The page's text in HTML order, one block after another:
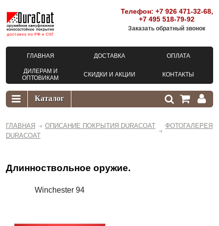
Телефон: +7 926 471-32-68,
+7 495 518-79-92
Заказать обратный звонок
ГЛАВНАЯ ДОСТАВКА ОПЛАТА
ДИЛЕРАМ И
ОПТОВИКАМ
СКИДКИ И АКЦИИ КОНТАКТЫ
ГЛАВНАЯ ОПИСАНИЕ ПОКРЫТИЯ DURACOAT
ФОТОГАЛЕРЕЯ
DURACOAT
Длинноствольное оружие.
Winchester 94